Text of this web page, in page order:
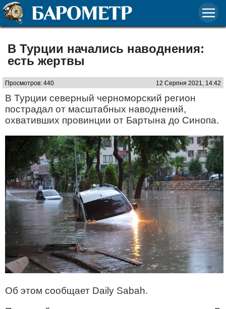
В Турции начались наводнения:
есть жертвы
Просмотров: 440 12 Серпня 2021, 14:42
В Турции северный черноморский регион
пострадал от масштабных наводнений,
охвативших провинции от Бартына до Синопа.
Об этом сообщает Daily Sabah.